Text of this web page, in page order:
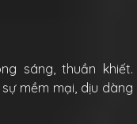
sáng, thuần khiết.
mềm mại, dịu dàng